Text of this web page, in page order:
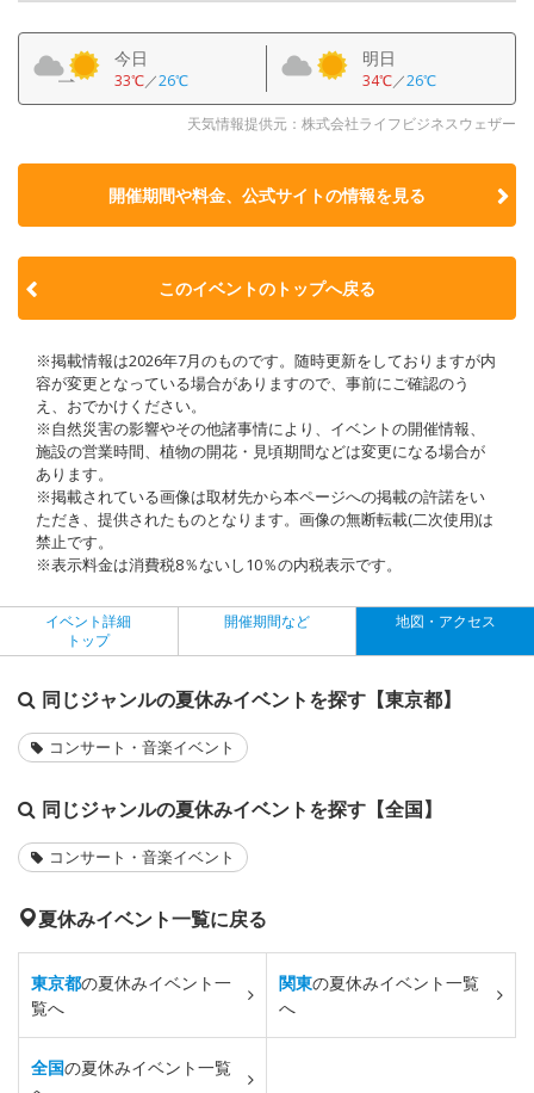
今日
33℃／26℃
明日
34℃／26℃
天気情報提供元：株式会社ライフビジネスウェザー
開催期間や料金、公式サイトの情報を見る
このイベントのトップへ戻る
※掲載情報は2026年7月のものです。随時更新をしておりますが内
容が変更となっている場合がありますので、事前にご確認のう
え、おでかけください。
※自然災害の影響やその他諸事情により、イベントの開催情報、
施設の営業時間、植物の開花・見頃期間などは変更になる場合が
あります。
※掲載されている画像は取材先から本ページへの掲載の許諾をい
ただき、提供されたものとなります。画像の無断転載(二次使用)は
禁止です。
※表示料金は消費税8％ないし10％の内税表示です。
イベント詳細
トップ
開催期間など 地図・アクセス
同じジャンルの夏休みイベントを探す【東京都】
コンサート・音楽イベント
同じジャンルの夏休みイベントを探す【全国】
コンサート・音楽イベント
夏休みイベント一覧に戻る
東京都の夏休みイベント一
覧へ
関東の夏休みイベント一覧
へ
全国の夏休みイベント一覧